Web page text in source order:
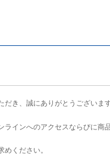
き、誠にありがとうございます
インへのアクセスならびに商
ください。